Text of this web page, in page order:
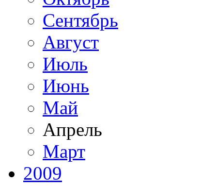
Сентябрь
Август
Июль
Июнь
Май
Апрель
Март
2009